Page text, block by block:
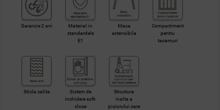
Garanție 2 ani
Material in
standardele
E1
Masa
extensibila
Compartiment
pentru
tacamuri
Sticla calita
Sistem de
inchidere soft-
close
Structura
inalta a
piciorului care